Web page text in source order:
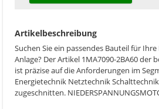
Artikelbeschreibung
Suchen Sie ein passendes Bauteil für
Anlage? Der Artikel 1MA7090-2BA60 der
ist präzise auf die Anforderungen im
Energietechnik Netztechnik
zugeschnitten.